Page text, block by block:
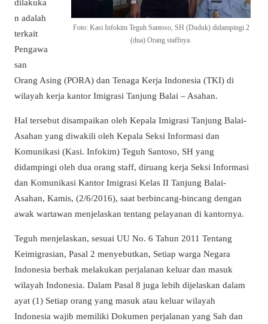
Foto: Kasi Infokim Teguh Santoso, SH (Duduk) didampingi 2
(dua) Orang staffnya.
dilakuka
n adalah
terkait
Pengawa
san
Orang Asing (PORA) dan Tenaga Kerja Indonesia (TKI) di
wilayah kerja kantor Imigrasi Tanjung Balai – Asahan.
Hal tersebut disampaikan oleh Kepala Imigrasi Tanjung Balai-
Asahan yang diwakili oleh Kepala Seksi Informasi dan
Komunikasi (Kasi. Infokim) Teguh Santoso, SH yang
didampingi oleh dua orang staff, diruang kerja Seksi Informasi
dan Komunikasi Kantor Imigrasi Kelas II Tanjung Balai-
Asahan, Kamis, (2/6/2016), saat berbincang-bincang dengan
awak wartawan menjelaskan tentang pelayanan di kantornya.
Teguh menjelaskan, sesuai UU No. 6 Tahun 2011 Tentang
Keimigrasian, Pasal 2 menyebutkan, Setiap warga Negara
Indonesia berhak melakukan perjalanan keluar dan masuk
wilayah Indonesia. Dalam Pasal 8 juga lebih dijelaskan dalam
ayat (1) Setiap orang yang masuk atau keluar wilayah
Indonesia wajib memiliki Dokumen perjalanan yang Sah dan